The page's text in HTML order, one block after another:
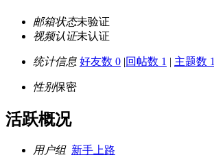
邮箱状态未验证
视频认证未认证
统计信息 好友数 0 |回帖数 1 | 主题数 1
性别保密
活跃概况
用户组 新手上路